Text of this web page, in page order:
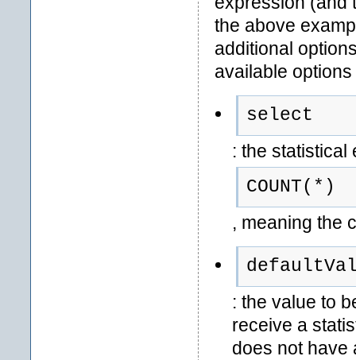
the above
additional
available
select
: the statistical
COUNT(*)
, meaning the
: the value to
receive a
does not have